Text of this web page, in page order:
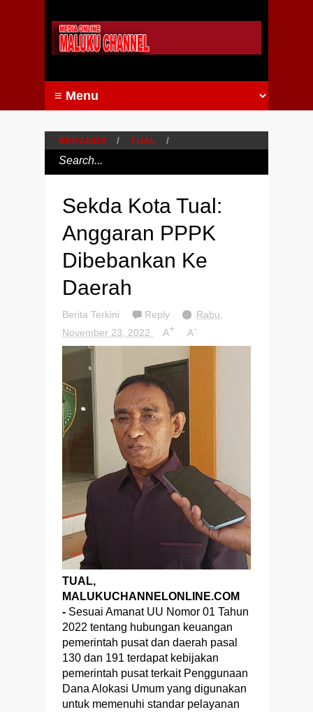
BERANDA / TUAL /
Sekda Kota Tual:
Anggaran PPPK
Dibebankan Ke
Daerah
Berita Terkini Reply
Rabu,
November 23, 2022
A+ A-
TUAL,
MALUKUCHANNELONLINE.COM
- Sesuai Amanat UU Nomor 01 Tahun
2022 tentang hubungan keuangan
pemerintah pusat dan daerah pasal
130 dan 191 terdapat kebijakan
pemerintah pusat terkait Penggunaan
Dana Alokasi Umum yang digunakan
untuk memenuhi standar pelayanan